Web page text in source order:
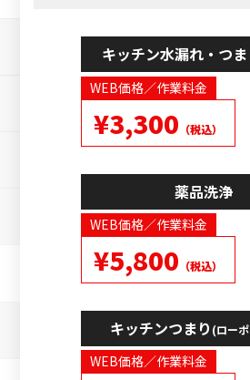
キッチン水漏れ・つ
WEB価格／作業料金
¥3,300 （税込）
薬品洗浄
WEB価格／作業料金
¥5,800 （税込）
キッチンつまり (ロー
WEB価格／作業料金